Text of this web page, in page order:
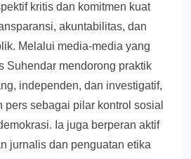
kritis dan komitmen kuat
akuntabilitas, dan
Melalui media-media yang
Suhendar mendorong praktik
independen, dan investigatif,
pers sebagai pilar kontrol sosial
Ia juga berperan aktif
jurnalis dan penguatan etika